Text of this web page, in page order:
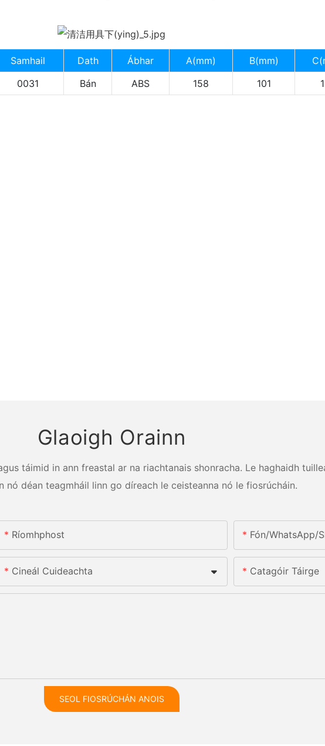
Samhail Dath Ábhar A(mm) B(mm)
0031
Bán ABS 158 101
Glaoigh Orainn
táimid in ann freastal ar na riachtanais shonracha. Le haghaidh
nó déan teagmháil linn go díreach le ceisteanna nó le fiosrúcháin.
Ríomhphost Fón/whatsApp/
Cineál Cuideachta Catagóir Táirge
SEOL FIOSRÚCHÁN ANOIS